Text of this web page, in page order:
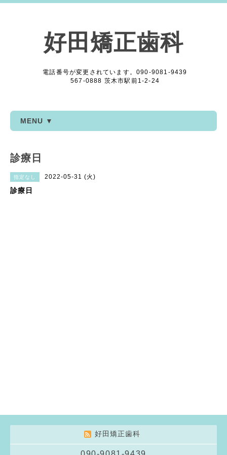
好田矯正歯科
電話番号が変更されています。090-9081-9439
567-0888 茨木市駅前1-2-24
MENU ▼
診療日
指定なし 2022-05-31 (火)
診療日
好田矯正歯科